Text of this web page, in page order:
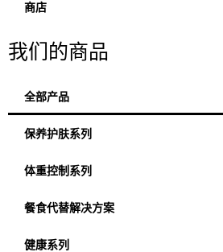
商店
我们的商品
全部产品
保养护肤系列
体重控制系列
餐食代替解决方案
健康系列